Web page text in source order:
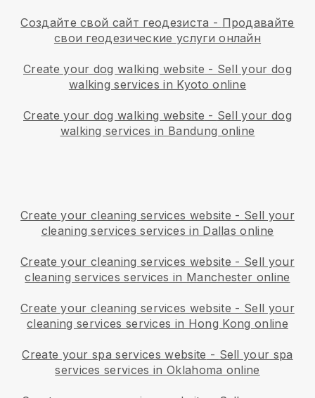
Создайте свой сайт геодезиста - Продавайте
свои геодезические услуги онлайн
Create your dog walking website - Sell your dog
walking services in Kyoto online
Create your dog walking website - Sell your dog
walking services in Bandung online
Create your cleaning services website - Sell your
cleaning services services in Dallas online
Create your cleaning services website - Sell your
cleaning services services in Manchester online
Create your cleaning services website - Sell your
cleaning services services in Hong Kong online
Create your spa services website - Sell your spa
services services in Oklahoma online